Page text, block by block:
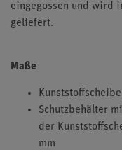
eingegossen und wird
geliefert.
Maße
Schutzbehälter
der
mm